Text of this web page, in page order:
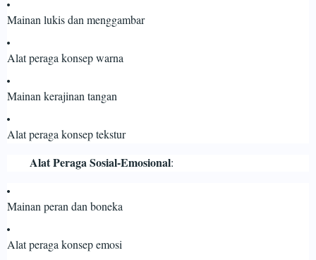
Mainan lukis dan menggambar
Alat peraga konsep warna
Mainan kerajinan tangan
Alat peraga konsep tekstur
Alat Peraga Sosial-Emosional:
Mainan peran dan boneka
Alat peraga konsep emosi